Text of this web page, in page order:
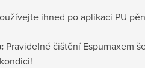
ihned po aplikaci PU
Pravidelné čištění Espumaxem